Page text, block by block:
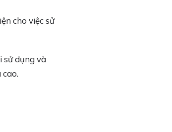
cho việc sử
sử dụng và
cao.